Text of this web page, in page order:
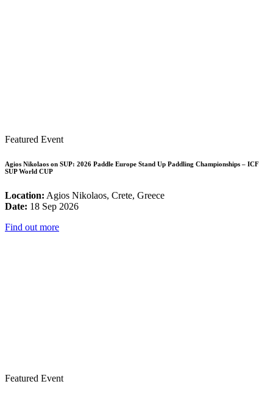
Featured Event
Agios Nikolaos on SUP: 2026 Paddle Europe Stand Up Paddling Championships – ICF
SUP World CUP
Location: Agios Nikolaos, Crete, Greece
Date: 18 Sep 2026
Find out more
Featured Event